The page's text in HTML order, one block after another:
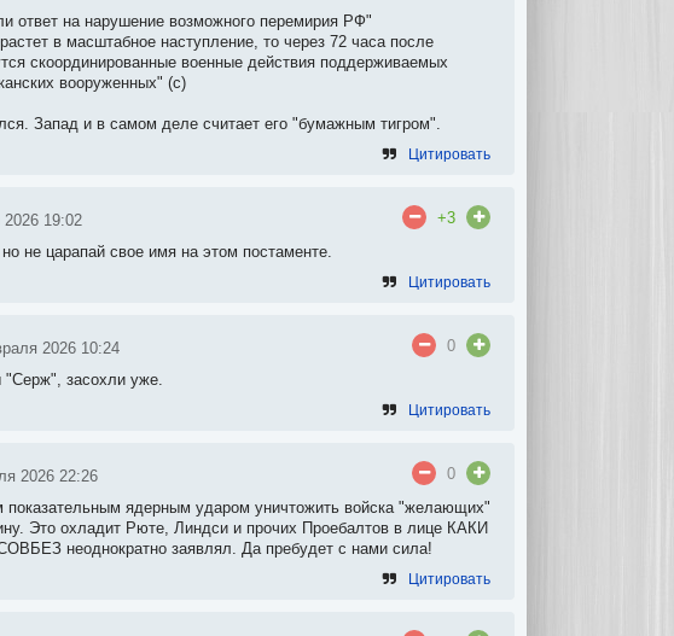
ответ на нарушение возможного перемирия РФ"
в масштабное наступление, то через 72 часа после
скоординированные военные действия поддерживаемых
вооруженных" (с)
Запад и в самом деле считает его "бумажным тигром".
Цитировать
19:02
+3
не царапай свое имя на этом постаменте.
Цитировать
2026 10:24
0
"Серж", засохли уже.
Цитировать
2026 22:26
0
показательным ядерным ударом уничтожить войска "желающих"
Это охладит Рюте, Линдси и прочих Проебалтов в лице КАКИ
неоднократно заявлял. Да пребудет с нами сила!
Цитировать